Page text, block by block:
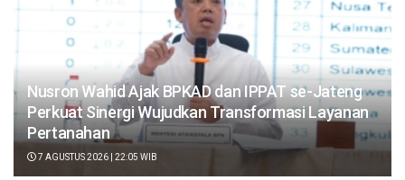
Nusron Wahid Ajak BPKAD dan IPPAT se-Jateng
Perkuat Sinergi Wujudkan Transformasi Layanan
Pertanahan
7 AGUSTUS 2026 | 22:05 WIB